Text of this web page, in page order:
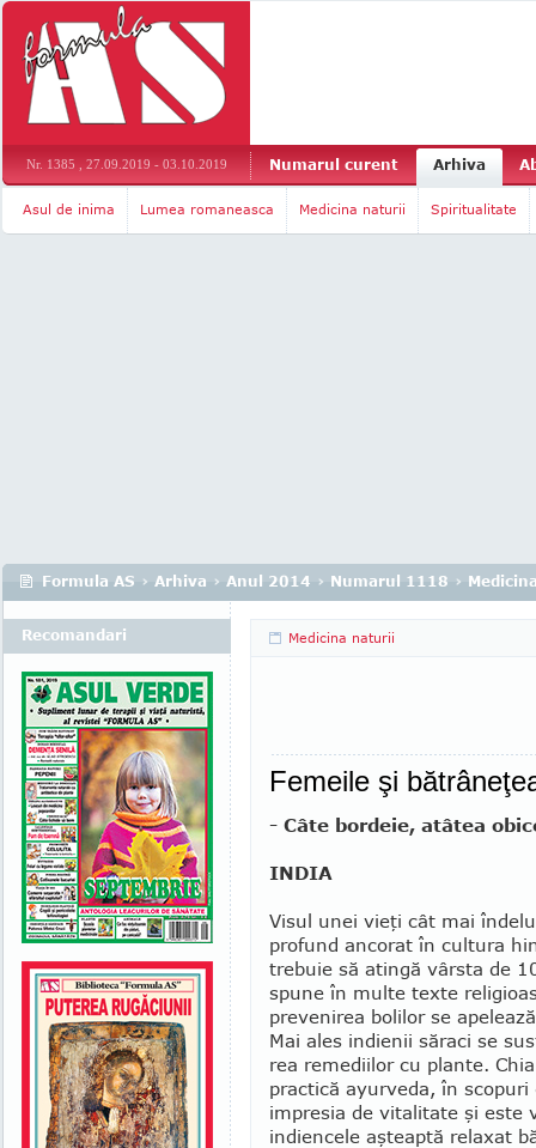
Nr. 1385 , 27.09.2019 - 03.10.2019 Numarul curent Arhiva
Asul de inima Lumea romaneasca Medicina naturii Spiritualitate
Formula AS › Arhiva › Anul 2014 › Numarul 1118 ›
Medicina naturii
Femeile şi
- Câte bordeie, atâtea
INDIA
Visul unei vieţi cât mai
profund ancorat în cul­tura
trebuie să atingă vârsta de
spune în multe texte
pre­venirea bolilor se
Mai ales indienii săraci se
rea remediilor cu plante.
practică ayurveda, în
impresia de vitalitate şi este
indiencele aşteaptă relaxat
Recomandari